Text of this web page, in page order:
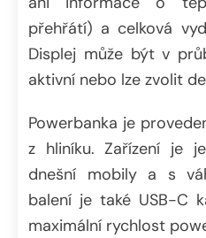
přehřátí) a celková
Displej může být v
aktivní nebo lze zvolit
Powerbanka je
z hliníku. Zařízení je
dnešní mobily a s
balení je také USB-C
maximální rychlost